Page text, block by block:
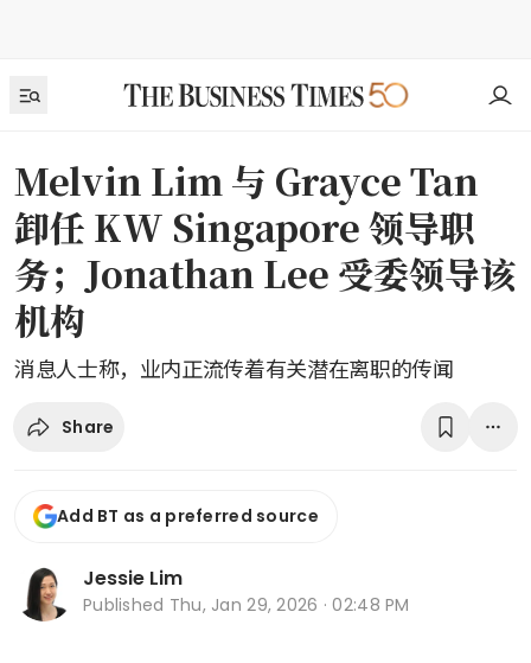
Melvin Lim 与 Grayce Tan
卸任 KW Singapore 领导职
务；Jonathan Lee 受委领导该
机构
消息人士称，业内正流传着有关潜在离职的传闻
Share
Add BT as a preferred source
Jessie Lim
Published Thu, Jan 29, 2026 · 02:48 PM